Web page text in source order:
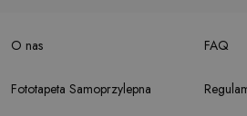
O nas
Fototapeta Samoprzylepna
FAQ